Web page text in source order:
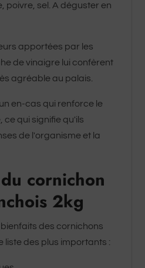
poivre, sel. A déguster en
apportées par les
de vinaigre lui confèrent
agréable au palais.
en-cas qui renforce le
ce qui signifie qu'ils
de l'organisme et la
cornichon
2kg
des cornichons
liste des plus importants :